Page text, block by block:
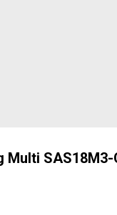
Multi